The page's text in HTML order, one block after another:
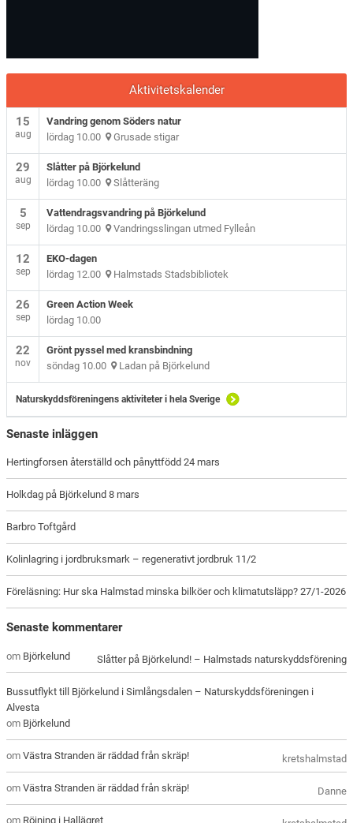
Aktivitetskalender
15
aug
Vandring genom Söders natur
lördag 10.00 Grusade stigar
29
aug
Slåtter på Björkelund
lördag 10.00 Slåtteräng
5
sep
Vattendragsvandring på Björkelund
lördag 10.00 Vandringsslingan utmed Fylleån
12
sep
EKO-dagen
lördag 12.00 Halmstads Stadsbibliotek
26
sep
Green Action Week
lördag 10.00
22
nov
Grönt pyssel med kransbindning
söndag 10.00 Ladan på Björkelund
Naturskyddsföreningens aktiviteter i hela Sverige
Senaste inläggen
Hertingforsen återställd och pånyttfödd 24 mars
Holkdag på Björkelund 8 mars
Barbro Toftgård
Kolinlagring i jordbruksmark – regenerativt jordbruk 11/2
Föreläsning: Hur ska Halmstad minska bilköer och klimatutsläpp? 27/1-2026
Senaste kommentarer
Slåtter på Björkelund! – Halmstads naturskyddsförening
om Björkelund
Bussutflykt till Björkelund i Simlångsdalen – Naturskyddsföreningen i
Alvesta
om Björkelund
kretshalmstad
omVästra Stranden är räddad från skräp!
Danne
omVästra Stranden är räddad från skräp!
om Röjning i Hallägret